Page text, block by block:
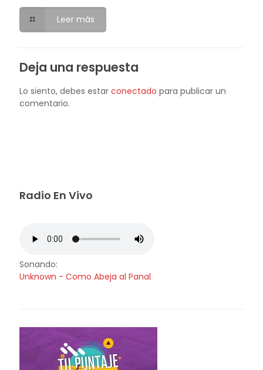
Leer más
Deja una respuesta
Lo siento, debes estar conectado para publicar un
comentario.
Radio En Vivo
Sonando:
Unknown - Como Abeja al Panal